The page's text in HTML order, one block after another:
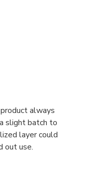
always
slight batch to
layer could
out use.